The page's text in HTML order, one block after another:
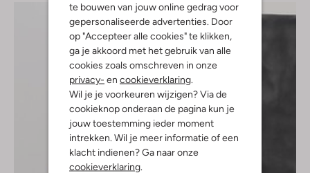
te bouwen van jouw online gedrag voor
gepersonaliseerde advertenties. Door
op "Accepteer alle cookies" te klikken,
ga je akkoord met het gebruik van alle
cookies zoals omschreven in onze
privacy- en cookieverklaring.
Wil je je voorkeuren wijzigen? Via de
cookieknop onderaan de pagina kun je
jouw toestemming ieder moment
intrekken. Wil je meer informatie of een
klacht indienen? Ga naar onze
cookieverklaring.